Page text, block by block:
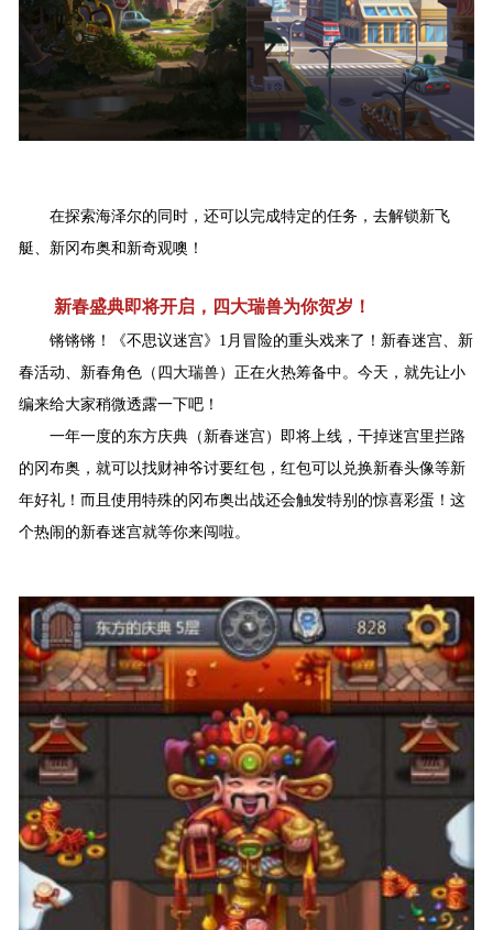
在探索海泽尔的同时，还可以完成特定的任务，去解锁新飞
艇、新冈布奥和新奇观噢！
新春盛典即将开启，四大瑞兽为你贺岁！
锵锵锵！《不思议迷宫》1月冒险的重头戏来了！新春迷宫、新
春活动、新春角色（四大瑞兽）正在火热筹备中。今天，就先让小
编来给大家稍微透露一下吧！
一年一度的东方庆典（新春迷宫）即将上线，干掉迷宫里拦路
的冈布奥，就可以找财神爷讨要红包，红包可以兑换新春头像等新
年好礼！而且使用特殊的冈布奥出战还会触发特别的惊喜彩蛋！这
个热闹的新春迷宫就等你来闯啦。